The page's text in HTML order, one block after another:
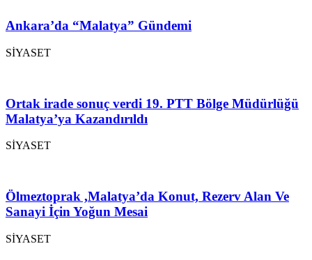
Ankara’da “Malatya” Gündemi
SİYASET
Ortak irade sonuç verdi 19. PTT Bölge Müdürlüğü
Malatya’ya Kazandırıldı
SİYASET
Ölmeztoprak ,Malatya’da Konut, Rezerv Alan Ve
Sanayi İçin Yoğun Mesai
SİYASET